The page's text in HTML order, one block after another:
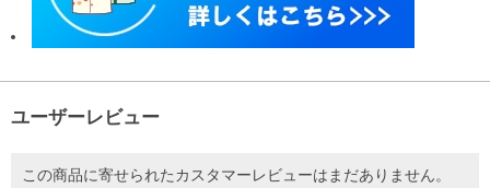
ユーザーレビュー
この商品に寄せられたカスタマーレビューはまだありません。